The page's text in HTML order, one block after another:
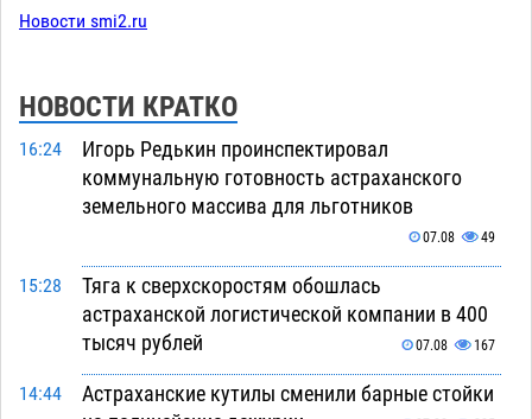
Новости smi2.ru
НОВОСТИ КРАТКО
16:24
Игорь Редькин проинспектировал
коммунальную готовность астраханского
земельного массива для льготников
07.08 49
15:28
Тяга к сверхскоростям обошлась
астраханской логистической компании в 400
тысяч рублей
07.08 167
14:44
Астраханские кутилы сменили барные стойки